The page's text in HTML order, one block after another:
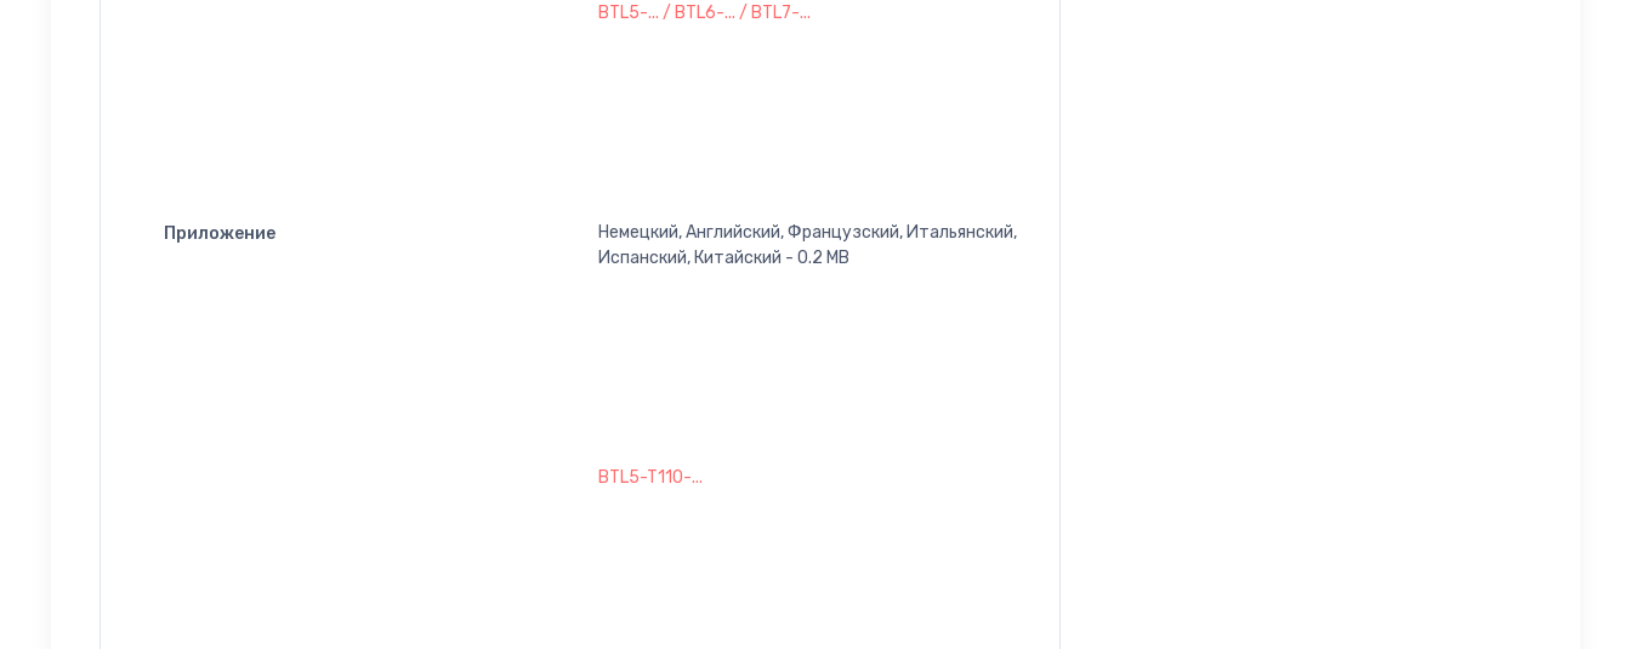
Приложение
BTL5-... / BTL6-... / BTL7-...
Немецкий, Английский, Французский, Итальянский,
Испанский, Китайский - 0.2 MB
BTL5-T110-...